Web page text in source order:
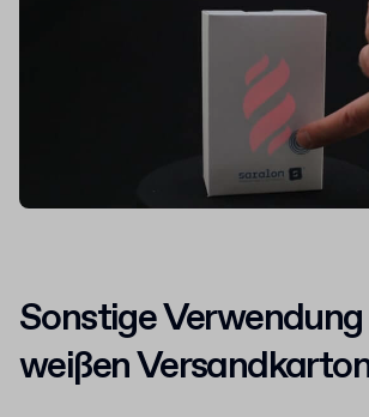
Sonstige
weißen